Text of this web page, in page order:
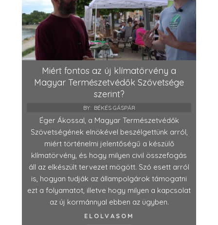
Miért fontos az új klímatörvény a
Magyar Természetvédők Szövetsége
szerint?
BY: BÉKÉS GÁSPÁR
Éger Ákossal, a Magyar Természetvédők
Szövetségének elnökével beszélgettünk arról,
miért történelmi jelentőségű a készülő
klímatörvény, és hogy milyen civil összefogás
áll az elkészült tervezet mögött. Szó esett arról
is, hogyan tudják az állampolgárok támogatni
ezt a folyamatot, illetve hogy milyen a kapcsolat
az új kormánnyal ebben az ügyben.
ELOLVASOM